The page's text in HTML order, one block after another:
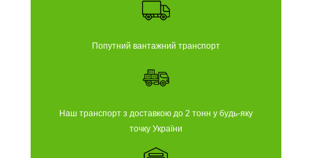
Попутний вантажний транспорт
Наш транспорт з доставкою до 2 тонн у будь-яку
точку України